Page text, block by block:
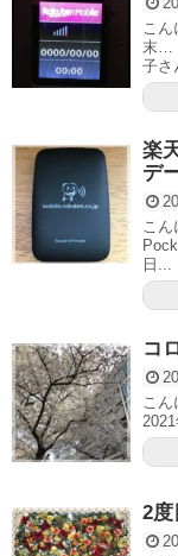
こん
末…
子さ
楽
デ
こん
日...
コ
こん
2